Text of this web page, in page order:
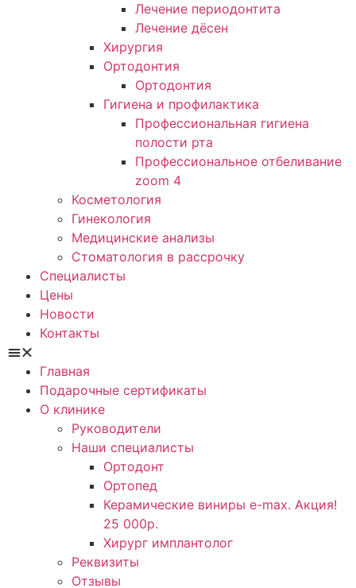
Лечение периодонтита
Лечение дёсен
Хирургия
Ортодонтия
Ортодонтия
Гигиена и профилактика
Профессиональная гигиена
полости рта
Профессиональное отбеливание
zoom 4
Косметология
Гинекология
Медицинские анализы
Стоматология в рассрочку
Специалисты
Цены
Новости
Контакты
Главная
Подарочные сертификаты
О клинике
Руководители
Наши специалисты
Ортодонт
Ортопед
Керамические виниры e-max. Акция!
25 000р.
Хирург имплантолог
Реквизиты
Отзывы